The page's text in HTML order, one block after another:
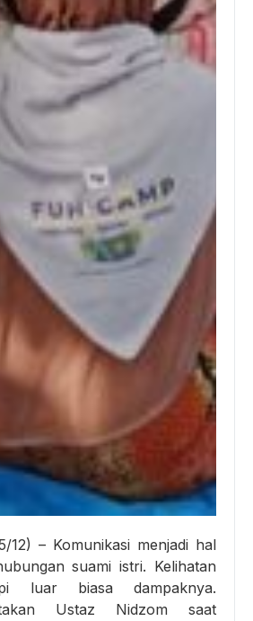
12) – Komunikasi menjadi hal
suami istri. Kelihatan
luar biasa dampaknya.
Ustaz Nidzom saat